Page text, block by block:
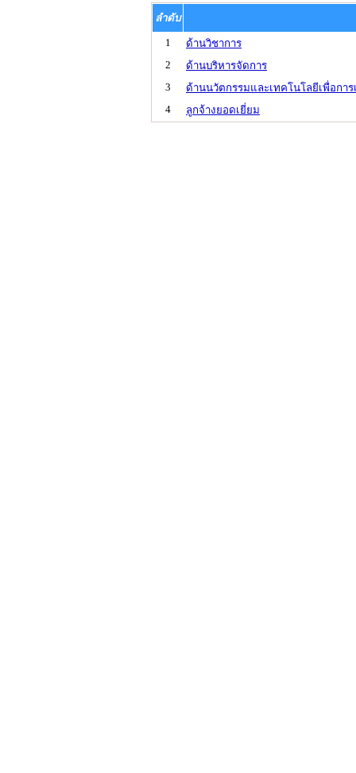
ลำดับ
1
ด้านวิชาการ
2
ด้านบริหารจัดการ
3
ด้านนวัตกรรมและเทคโนโลยีเพื่อการ
4
ลูกจ้างยอดเยี่ยม